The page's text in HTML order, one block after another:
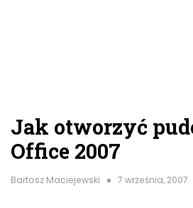
Jak otworzyć
Office 2007
Bartosz Maciejewski 7 września, 2007